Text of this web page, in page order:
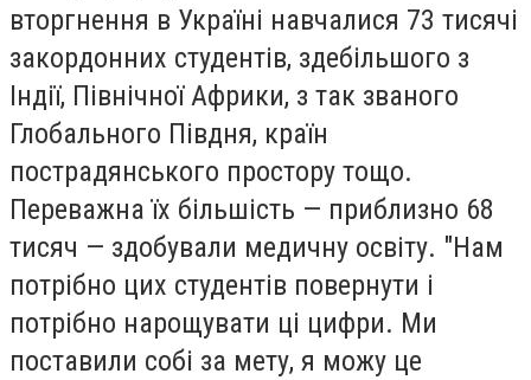
вторгнення в Україні навчалися 73 тисячі
закордонних студентів, здебільшого з
Індії, Північної Африки, з так званого
Глобального Півдня, країн
пострадянського простору тощо.
Переважна їх більшість — приблизно 68
тисяч — здобували медичну освіту. "Нам
потрібно цих студентів повернути і
потрібно нарощувати ці цифри. Ми
поставили собі за мету, я можу це